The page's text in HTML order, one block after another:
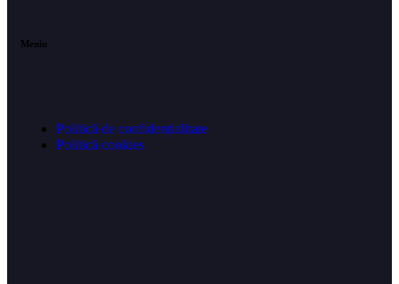
Meniu
Politică de confidențialitate
Politică cookies